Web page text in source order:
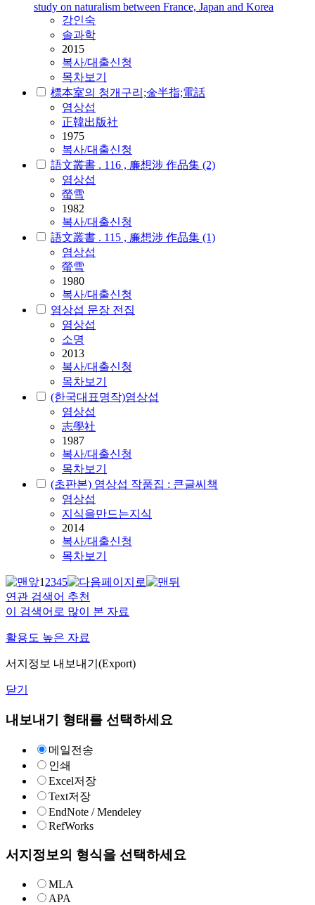
study on naturalism between France, Japan and Korea
강인숙
솔과학
2015
복사/대출신청
목차보기
標本室의 청개구리;金半指;電話
염상섭
正韓出版社
1975
복사/대출신청
語文叢書 . 116 , 廉想涉 作品集 (2)
염상섭
螢雪
1982
복사/대출신청
語文叢書 . 115 , 廉想涉 作品集 (1)
염상섭
螢雪
1980
복사/대출신청
염상섭 문장 전집
염상섭
소명
2013
복사/대출신청
목차보기
(한국대표명작)염상섭
염상섭
志學社
1987
복사/대출신청
목차보기
(초판본) 염상섭 작품집 : 큰글씨책
염상섭
지식을만드는지식
2014
복사/대출신청
목차보기
12345
연관 검색어 추천
이 검색어로 많이 본 자료
활용도 높은 자료
서지정보 내보내기(Export)
닫기
내보내기 형태를 선택하세요
메일전송
인쇄
Excel저장
Text저장
EndNote / Mendeley
RefWorks
서지정보의 형식을 선택하세요
MLA
APA